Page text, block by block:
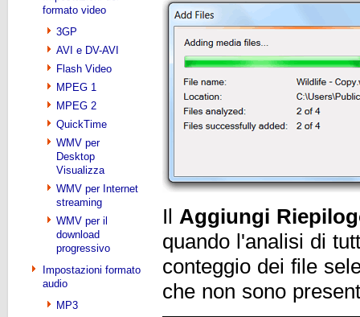
formato video
3GP
AVI e DV-AVI
Flash Video
MPEG 1
MPEG 2
QuickTime
WMV per
Desktop
Visualizza
WMV per Internet
streaming
WMV per il
download
progressivo
Impostazioni formato
audio
MP3
Il Aggiungi
quando l'analisi di
conteggio dei file
che non sono